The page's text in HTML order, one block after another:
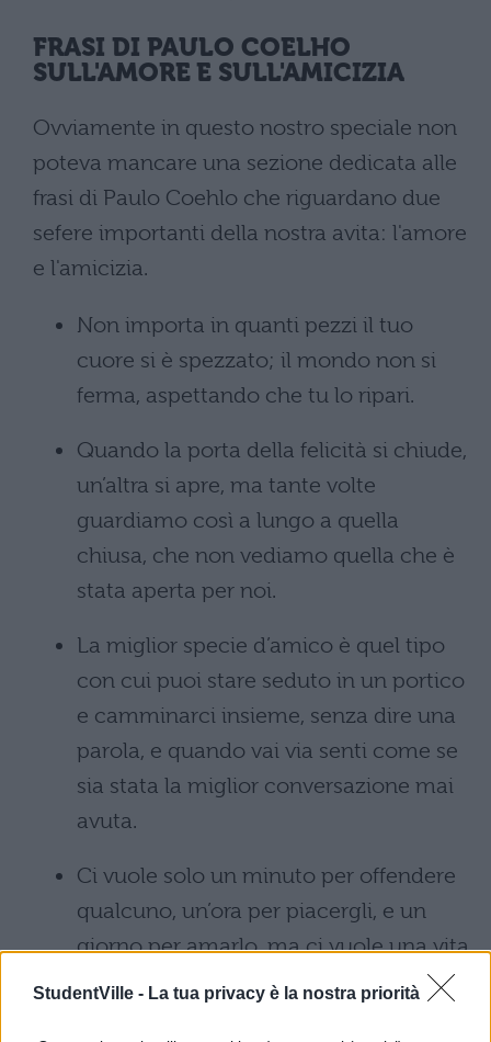
StudentVille - La tua privacy è la nostra priorità
FRASI DI PAULO COELHO
SULL'AMORE E SULL'AMICIZIA
Ovviamente in questo nostro speciale non
poteva mancare una sezione dedicata alle
frasi di Paulo Coehlo che riguardano due
sefere importanti della nostra avita: l'amore
e l'amicizia.
Non importa in quanti pezzi il tuo
cuore si è spezzato; il mondo non si
ferma, aspettando che tu lo ripari.
Quando la porta della felicità si chiude,
un’altra si apre, ma tante volte
guardiamo così a lungo a quella
chiusa, che non vediamo quella che è
stata aperta per noi.
La miglior specie d’amico è quel tipo
con cui puoi stare seduto in un portico
e camminarci insieme, senza dire una
parola, e quando vai via senti come se
sia stata la miglior conversazione mai
avuta.
Ci vuole solo un minuto per offendere
qualcuno, un’ora per piacergli, e un
giorno per amarlo, ma ci vuole una vita
per dimenticarlo.
Non cercare le apparenze: possono